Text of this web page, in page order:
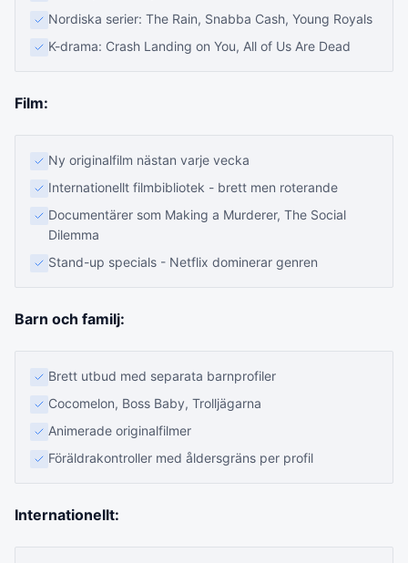
Nordiska serier: The Rain, Snabba Cash, Young Royals
K-drama: Crash Landing on You, All of Us Are Dead
Film:
Ny originalfilm nästan varje vecka
Internationellt filmbibliotek - brett men roterande
Documentärer som Making a Murderer, The Social
Dilemma
Stand-up specials - Netflix dominerar genren
Barn och familj:
Brett utbud med separata barnprofiler
Cocomelon, Boss Baby, Trolljägarna
Animerade originalfilmer
Föräldrakontroller med åldersgräns per profil
Internationellt: